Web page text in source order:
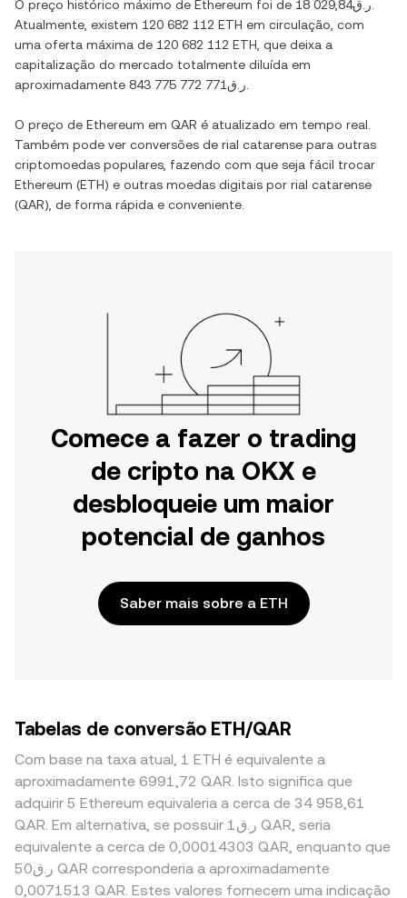
O preço histórico máximo de Ethereum foi de ر.ق18 029,84
Atualmente, existem 120 682 112 ETH em circulação, com
uma oferta máxima de 120 682 112 ETH , que deixa a
capitalização do mercado totalmente diluída em
aproximadamente
ر.ق843 775 772 771
O preço de Ethereum em QAR é atualizado em tempo real.
Também pode ver conversões de rial catarense para outras
criptomoedas populares, fazendo com que seja fácil trocar
Ethereum (ETH) e outras moedas digitais por rial catarense
(QAR), de forma rápida e conveniente.
Comece a fazer o trading
de cripto na OKX e
desbloqueie um maior
potencial de ganhos
Saber mais sobre a ETH
Tabelas de conversão ETH/QAR
Com base na taxa atual, 1 ETH é equivalente a
aproximadamente 6991,72 QAR. Isto significa que
adquirir 5 Ethereum equivaleria a cerca de 34 958,61
QAR. Em alternativa, se possuir ر.ق1 QAR, seria
equivalente a cerca de 0,00014303 QAR, enquanto que
ر.ق50 QAR corresponderia a aproximadamente
0,0071513 QAR. Estes valores fornecem uma indicação